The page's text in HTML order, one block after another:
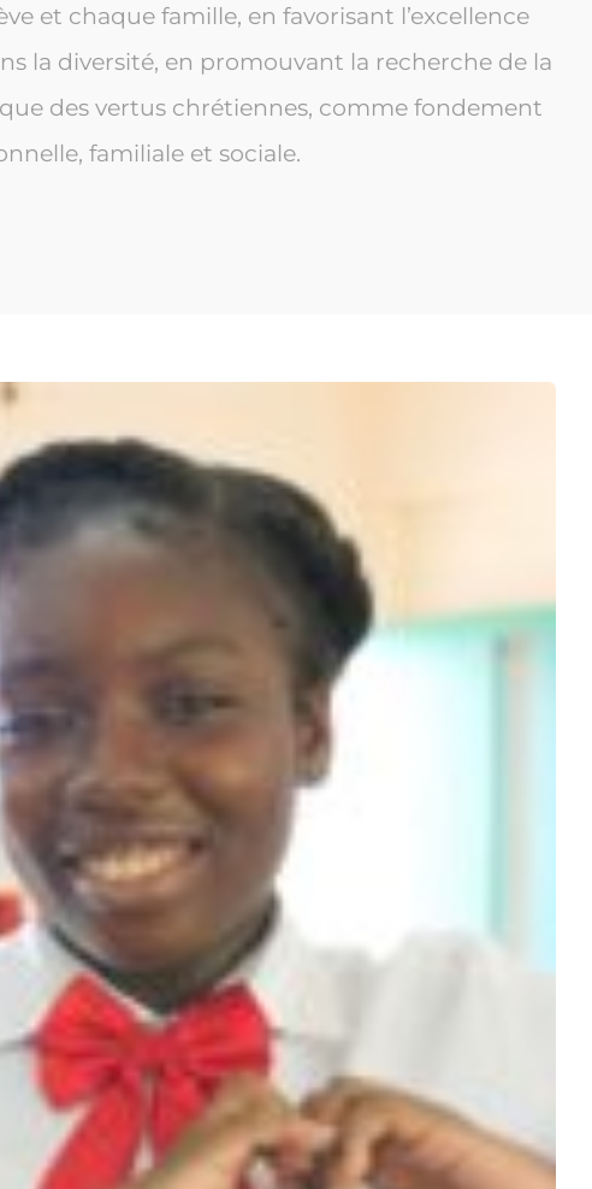
et chaque famille, en favorisant l’excellence
la diversité, en promouvant la recherche de la
des vertus chrétiennes, comme fondement
familiale et sociale.